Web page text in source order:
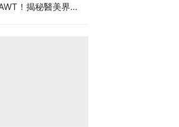
！揭秘醫美界悄